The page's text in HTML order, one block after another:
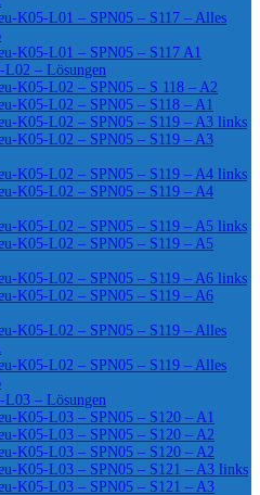
K05-L01 – SPN05 – S117 – Alles
K05-L01 – SPN05 – S117 A1
– Lösungen
K05-L02 – SPN05 – S 118 – A2
K05-L02 – SPN05 – S118 – A1
K05-L02 – SPN05 – S119 – A3 links
K05-L02 – SPN05 – S119 – A3
K05-L02 – SPN05 – S119 – A4 links
K05-L02 – SPN05 – S119 – A4
K05-L02 – SPN05 – S119 – A5 links
K05-L02 – SPN05 – S119 – A5
K05-L02 – SPN05 – S119 – A6 links
K05-L02 – SPN05 – S119 – A6
K05-L02 – SPN05 – S119 – Alles
K05-L02 – SPN05 – S119 – Alles
– Lösungen
K05-L03 – SPN05 – S120 – A1
K05-L03 – SPN05 – S120 – A2
K05-L03 – SPN05 – S120 – A2
K05-L03 – SPN05 – S121 – A3 links
K05-L03 – SPN05 – S121 – A3